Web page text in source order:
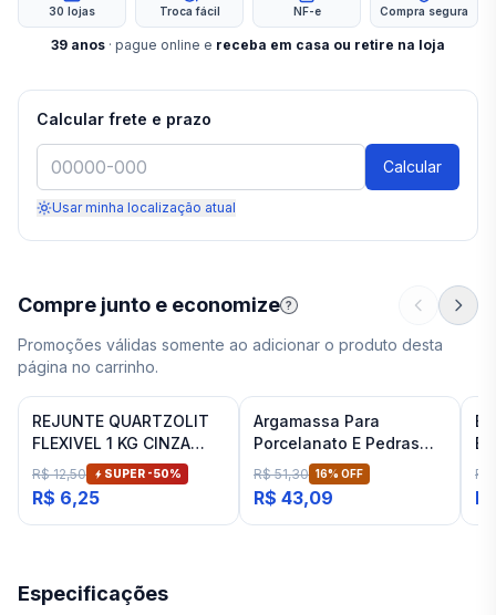
Compre junto e economize ?
Promoções válidas somente ao adicionar o produto desta
página no carrinho.
REJUNTE QUARTZOLIT
FLEXIVEL 1 KG CINZA
ARTICO
R$ 12,50 SUPER -50%
R$ 6,25
Argamassa Para
Porcelanato E Pedras
Naturais Cinza Interno
Inovatte 20 Kg
R$ 51,30 16% OFF
R$ 43,09
Fit
Especificações
30 lojas Troca fácil NF-e Compra segura
39 anos · pague online e receba em casa ou retire na loja
Calcular frete e prazo
Calcular
Usar minha localização atual